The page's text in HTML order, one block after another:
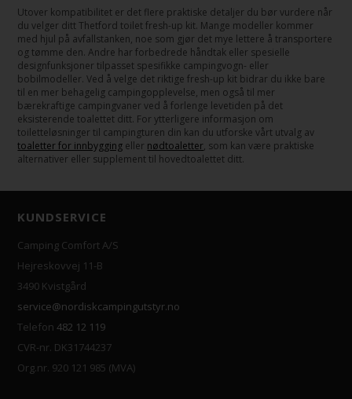
Utover kompatibilitet er det flere praktiske detaljer du bør vurdere når
du velger ditt Thetford toilet fresh-up kit. Mange modeller kommer
med hjul på avfallstanken, noe som gjør det mye lettere å transportere
og tømme den. Andre har forbedrede håndtak eller spesielle
designfunksjoner tilpasset spesifikke campingvogn- eller
bobilmodeller. Ved å velge det riktige fresh-up kit bidrar du ikke bare
til en mer behagelig campingopplevelse, men også til mer
bærekraftige campingvaner ved å forlenge levetiden på det
eksisterende toalettet ditt. For ytterligere informasjon om
toiletteløsninger til campingturen din kan du utforske vårt utvalg av
toaletter for innbygging eller nødtoaletter, som kan være praktiske
alternativer eller supplement til hovedtoalettet ditt.
KUNDSERVICE
Camping Comfort A/S
Hejreskovvej 11-B
3490 Kvistgård
service@nordiskcampingutstyr.no
Telefon482 12 119
CVR-nr. DK31744237
Org.nr. 920 121 985 (MVA)